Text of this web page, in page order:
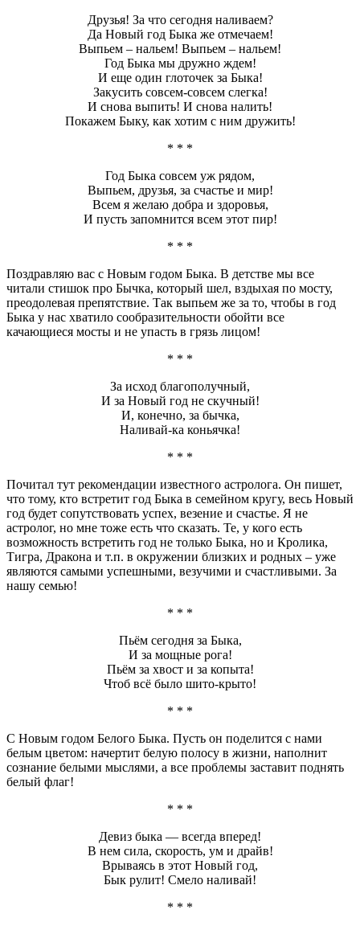
Друзья! За что сегодня наливаем?
Да Новый год Быка же отмечаем!
Выпьем – нальем! Выпьем – нальем!
Год Быка мы дружно ждем!
И еще один глоточек за Быка!
Закусить совсем-совсем слегка!
И снова выпить! И снова налить!
Покажем Быку, как хотим с ним дружить!
* * *
Год Быка совсем уж рядом,
Выпьем, друзья, за счастье и мир!
Всем я желаю добра и здоровья,
И пусть запомнится всем этот пир!
* * *
Поздравляю вас с Новым годом Быка. В детстве мы все
читали стишок про Бычка, который шел, вздыхая по мосту,
преодолевая препятствие. Так выпьем же за то, чтобы в год
Быка у нас хватило сообразительности обойти все
качающиеся мосты и не упасть в грязь лицом!
* * *
За исход благополучный,
И за Новый год не скучный!
И, конечно, за бычка,
Наливай-ка коньячка!
* * *
Почитал тут рекомендации известного астролога. Он пишет,
что тому, кто встретит год Быка в семейном кругу, весь Новый
год будет сопутствовать успех, везение и счастье. Я не
астролог, но мне тоже есть что сказать. Те, у кого есть
возможность встретить год не только Быка, но и Кролика,
Тигра, Дракона и т.п. в окружении близких и родных – уже
являются самыми успешными, везучими и счастливыми. За
нашу семью!
* * *
Пьём сегодня за Быка,
И за мощные рога!
Пьём за хвост и за копыта!
Чтоб всё было шито-крыто!
* * *
С Новым годом Белого Быка. Пусть он поделится с нами
белым цветом: начертит белую полосу в жизни, наполнит
сознание белыми мыслями, а все проблемы заставит поднять
белый флаг!
* * *
Девиз быка — всегда вперед!
В нем сила, скорость, ум и драйв!
Врываясь в этот Новый год,
Бык рулит! Смело наливай!
* * *